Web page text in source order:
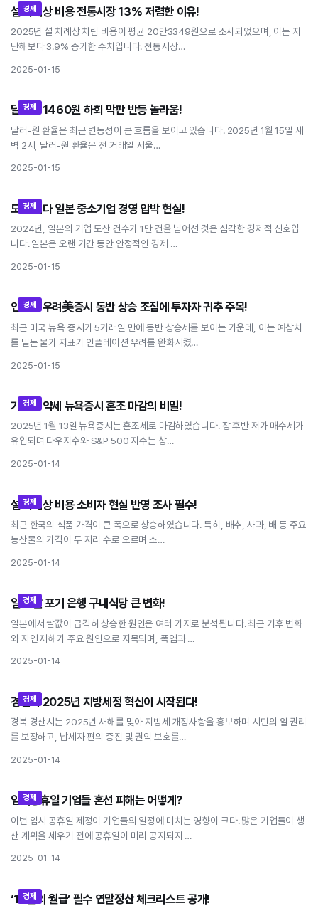
설 차례상 비용 전통시장 13% 저렴한 이유!
설 차례상 비용 전통시장 13% 저렴한 이유!
2025년 설 차례상 차림 비용이 평균 20만3349원으로 조사되었으며, 이는 지
난해보다 3.9% 증가한 수치입니다. 전통시장…
2025-01-15
경제
달러원 1460원 하회 막판 반등 놀라움!
달러원 1460원 하회 막판 반등 놀라움!
달러-원 환율은 최근 변동성이 큰 흐름을 보이고 있습니다. 2025년 1월 15일 새
벽 2시, 달러-원 환율은 전 거래일 서울…
2025-01-15
경제
도산 최다 일본 중소기업 경영 압박 현실!
도산 최다 일본 중소기업 경영 압박 현실!
2024년, 일본의 기업 도산 건수가 1만 건을 넘어선 것은 심각한 경제적 신호입
니다. 일본은 오랜 기간 동안 안정적인 경제 …
2025-01-15
경제
인플레 우려美증시 동반 상승 조짐에 투자자 귀추 주목!
인플레 우려美증시 동반 상승 조짐에 투자자 귀추 주목!
최근 미국 뉴욕 증시가 5거래일 만에 동반 상승세를 보이는 가운데, 이는 예상치
를 밑돈 물가 지표가 인플레이션 우려를 완화시켰…
2025-01-15
경제
기술주 약세 뉴욕증시 혼조 마감의 비밀!
기술주 약세 뉴욕증시 혼조 마감의 비밀!
2025년 1월 13일 뉴욕증시는 혼조세로 마감하였습니다. 장 후반 저가 매수세가
유입되며 다우지수와 S&P 500 지수는 상…
2025-01-14
경제
설 차례상 비용 소비자 현실 반영 조사 필수!
설 차례상 비용 소비자 현실 반영 조사 필수!
최근 한국의 식품 가격이 큰 폭으로 상승하였습니다. 특히, 배추, 사과, 배 등 주요
농산물의 가격이 두 자리 수로 오르며 소…
2025-01-14
경제
일본 쌀 포기 은행 구내식당 큰 변화!
일본 쌀 포기 은행 구내식당 큰 변화!
일본에서 쌀값이 급격히 상승한 원인은 여러 가지로 분석됩니다. 최근 기후 변화
와 자연 재해가 주요 원인으로 지목되며, 폭염과 …
2025-01-14
경제
경산시 2025년 지방세정 혁신이 시작된다!
경산시 2025년 지방세정 혁신이 시작된다!
경북 경산시는 2025년 새해를 맞아 지방세 개정사항을 홍보하며 시민의 알 권리
를 보장하고, 납세자 편의 증진 및 권익 보호를…
2025-01-14
경제
임시공휴일 기업들 혼선 피해는 어떻게?
임시공휴일 기업들 혼선 피해는 어떻게?
이번 임시 공휴일 제정이 기업들의 일정에 미치는 영향이 크다. 많은 기업들이 생
산 계획을 세우기 전에 공휴일이 미리 공지되지 …
2025-01-14
경제
‘13월의 월급’ 필수 연말정산 체크리스트 공개!
‘13월의 월급’ 필수 연말정산 체크리스트 공개!
경제